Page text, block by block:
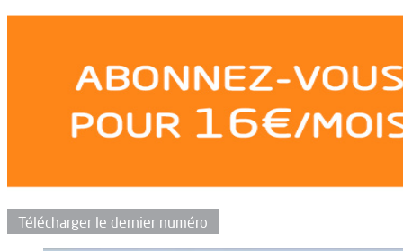
Télécharger le dernier numéro